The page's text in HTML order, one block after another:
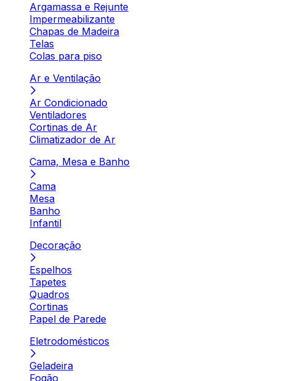
Argamassa e Rejunte
Impermeabilizante
Chapas de Madeira
Telas
Colas para piso
Ar e Ventilação
Ar Condicionado
Ventiladores
Cortinas de Ar
Climatizador de Ar
Cama, Mesa e Banho
Cama
Mesa
Banho
Infantil
Decoração
Espelhos
Tapetes
Quadros
Cortinas
Papel de Parede
Eletrodomésticos
Geladeira
Fogão